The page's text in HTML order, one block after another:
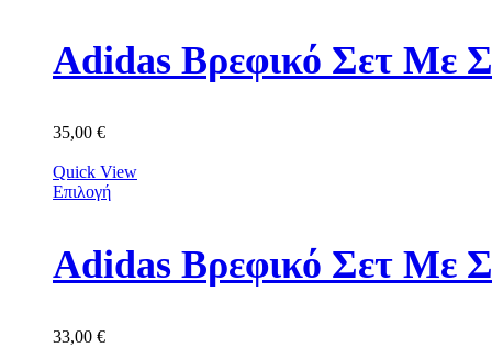
Adidas Βρεφικό Σετ Με
35,00 €
Quick View
Επιλογή
Adidas Βρεφικό Σετ Με
33,00 €